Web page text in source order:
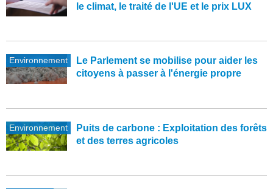
le climat, le traité de l'UE et le prix LUX
Environnement
Le Parlement se mobilise pour aider les
citoyens à passer à l'énergie propre
Environnement
Puits de carbone : Exploitation des forêts
et des terres agricoles